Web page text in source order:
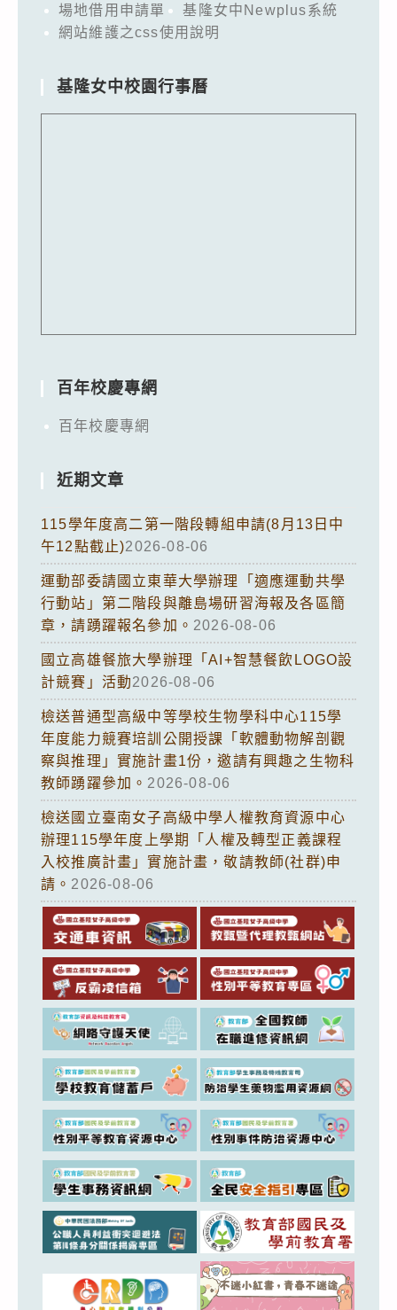
場地借用申請單
基隆女中Newplus系統
網站維護之css使用說明
基隆女中校園行事曆
百年校慶專網
百年校慶專網
近期文章
115學年度高二第一階段轉組申請(8月13日中
午12點截止)2026-08-06
運動部委請國立東華大學辦理「適應運動共學
行動站」第二階段與離島場研習海報及各區簡
章，請踴躍報名參加。 2026-08-06
國立高雄餐旅大學辦理「AI+智慧餐飲LOGO設
計競賽」活動2026-08-06
檢送普通型高級中等學校生物學科中心115學
年度能力競賽培訓公開授課「軟體動物解剖觀
察與推理」實施計畫1份，邀請有興趣之生物科
教師踴躍參加。 2026-08-06
檢送國立臺南女子高級中學人權教育資源中心
辦理115學年度上學期「人權及轉型正義課程
入校推廣計畫」實施計畫，敬請教師(社群)申
請。 2026-08-06